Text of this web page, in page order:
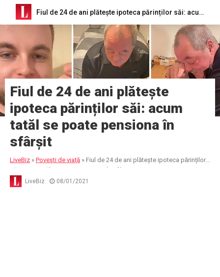
Fiul de 24 de ani plătește ipoteca părinților săi: acum tatăl se poate pensiona în sfârșit
Fiul de 24 de ani plătește
ipoteca părinților săi: acum
tatăl se poate pensiona în
sfârșit
LiveBiz » Poveşti de viaţă » Fiul de 24 de ani plătește ipoteca părinților
săi: acum tatăl se poate pensiona în sfârșit
LiveBiz 08/01/2021